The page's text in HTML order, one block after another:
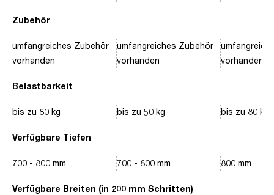
Zubehör
Belastbarkeit
Verfügbare Tiefen
Verfügbare Breiten (in 200 mm Schritten)
umfangreiches Zubehör
vorhanden
bis zu 80 kg
700 - 800 mm
umfangreiches Zubehör
vorhanden
bis zu 50 kg
700 - 800 mm
vorhanden
bis zu 80 kg
800 mm